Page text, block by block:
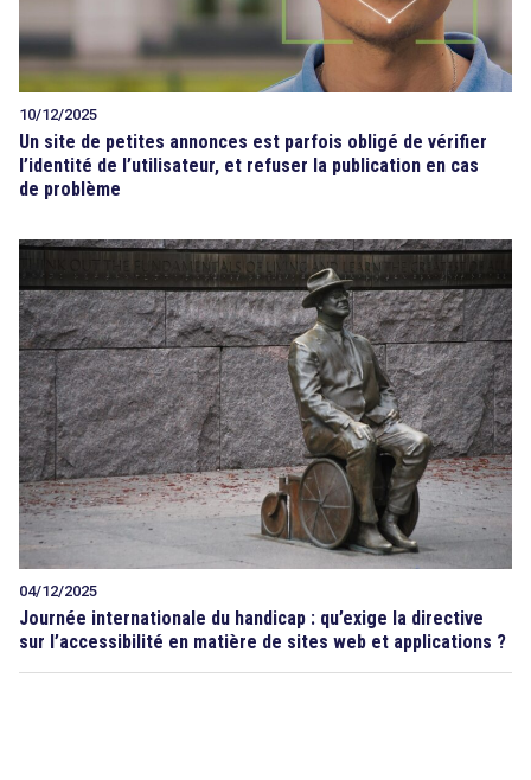
10/12/2025
Un site de petites annonces est parfois obligé de vérifier
l’identité de l’utilisateur, et refuser la publication en cas
de problème
04/12/2025
Journée internationale du handicap : qu’exige la directive
sur l’accessibilité en matière de sites web et applications ?